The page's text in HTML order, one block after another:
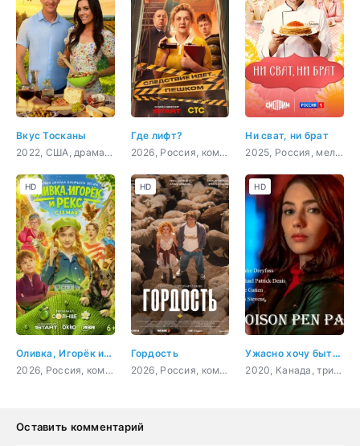
Вкус Тосканы
2022, США, драма, мелодрама, комедия
Где лифт?
2026, Россия, комедия, детектив
Ни сват, ни брат
2025, Россия, мелодрама
Оливка, Игорёк и Рекс
2026, Россия, комедия, семейный
HD
Гордость
2026, Россия, комедия, мелодрама
HD
Ужасно хочу быть тобой
2020, Канада, триллер
HD
Оставить комментарий